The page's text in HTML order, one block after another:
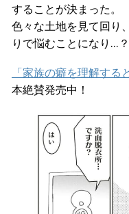
することが決まった。
色々な土地を見て回り
りで悩むことになり…？
「家族の癖を理解する
本絶賛発売中！